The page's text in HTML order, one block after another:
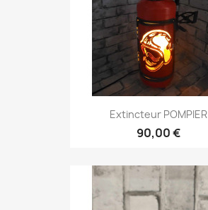
Extincteur POMPIER
90,00 €